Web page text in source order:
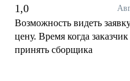
1,0
Возможность видеть
цену. Время когда заказчик
принять сборщика